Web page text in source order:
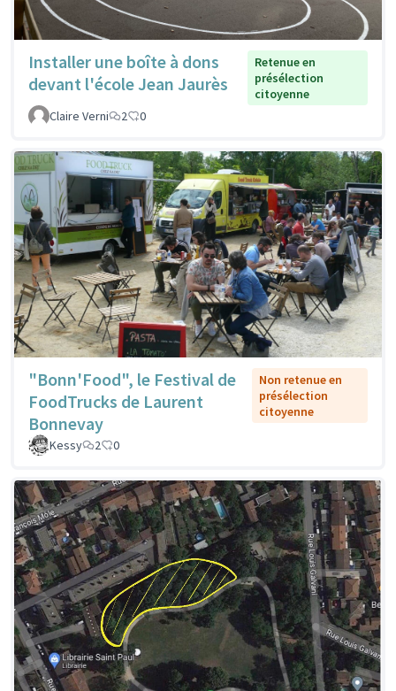
Installer une boîte à dons
devant l'école Jean Jaurès
Retenue en
présélection
citoyenne
Claire Verni
2 0
"Bonn'Food", le Festival de
FoodTrucks de Laurent
Bonnevay
Non retenue en
présélection
citoyenne
Kessy 2 0